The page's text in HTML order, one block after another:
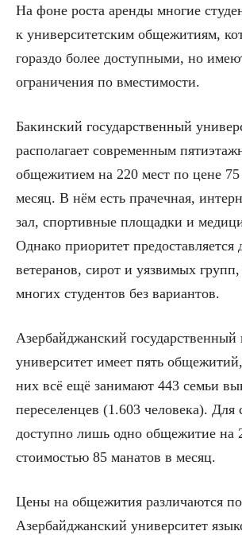
На фоне роста аренды многие
к университетским общежитиям,
гораздо более доступными, но
ограничения по вместимости.
Бакинский государственный
располагает современным
общежитием на 220 мест по цене 75
месяц. В нём есть прачечная,
зал, спортивные площадки и
Однако приоритет
ветеранов, сирот и уязвимых групп,
многих студентов без вариантов.
Азербайджанский государственный
университет имеет пять
них всё ещё занимают 443 семьи
переселенцев (1.603 человека). Для
доступно лишь одно общежитие на
стоимостью 85 манатов в месяц.
Цены на общежития различаются
Азербайджанский университет